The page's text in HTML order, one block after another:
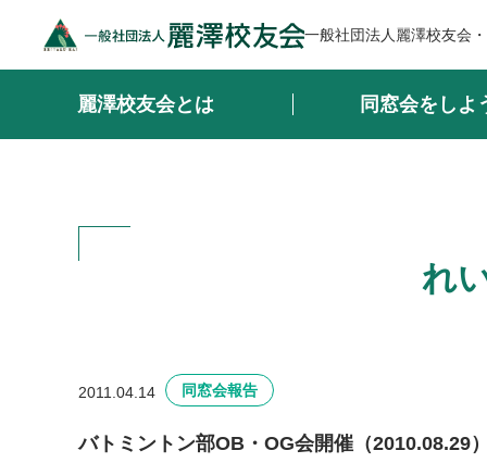
一般社団法人麗澤校友会
麗澤校友会とは 同窓会をしよ
れ
2011.04.14 同窓会報告
バトミントン部OB・OG会開催（2010.08.29